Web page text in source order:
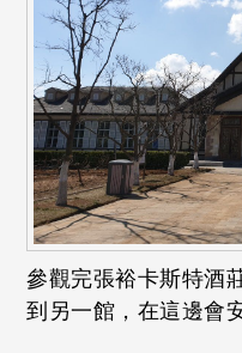
參觀完張裕卡斯特酒
到另一館，在這邊會